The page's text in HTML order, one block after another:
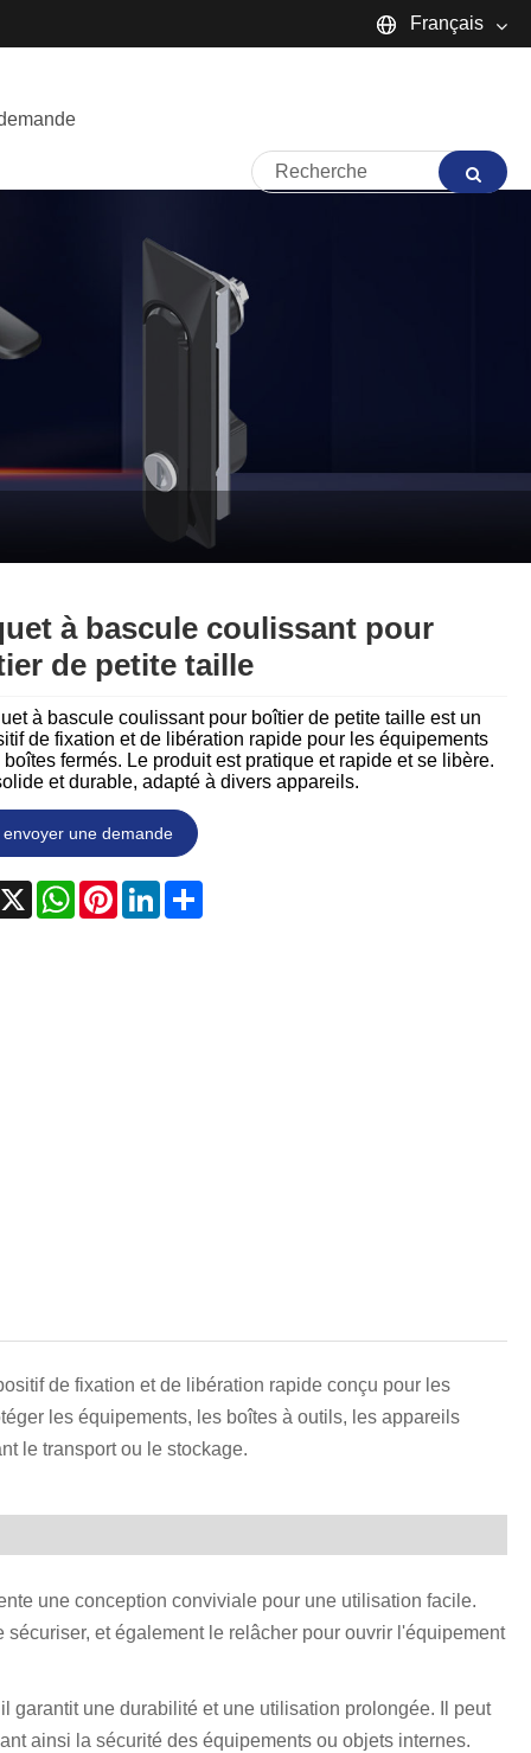
Français
Português
Italiano
Svenska
à bascule coulissant pour
de petite taille
à bascule coulissant pour boîtier de petite taille est un
de fixation et de libération rapide pour les équipements
fermés. Le produit est pratique et rapide et se libère.
et durable, adapté à divers appareils.
envoyer une demande
X WhatsApp
PinterestLinkedInShare
de fixation et de libération rapide conçu pour les
les équipements, les boîtes à outils, les appareils
le transport ou le stockage.
une conception conviviale pour une utilisation facile.
et également le relâcher pour ouvrir l'équipement
garantit une durabilité et une utilisation prolongée. Il peut
ainsi la sécurité des équipements ou objets internes.